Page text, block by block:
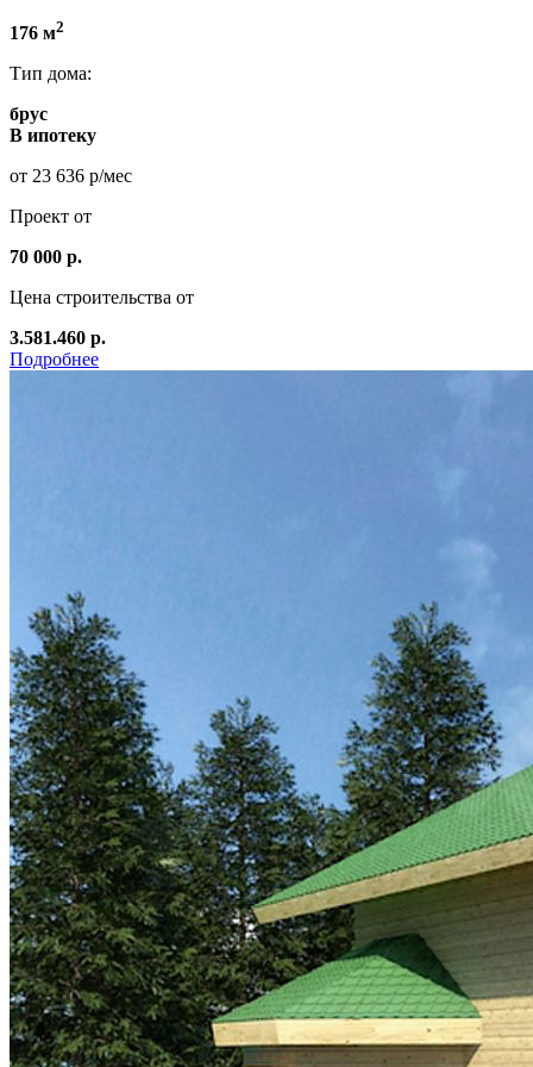
176 м2
Тип дома:
брус
В ипотеку
от 23 636 р/мес
Проект от
70 000 р.
Цена строительства от
3.581.460 р.
Подробнее